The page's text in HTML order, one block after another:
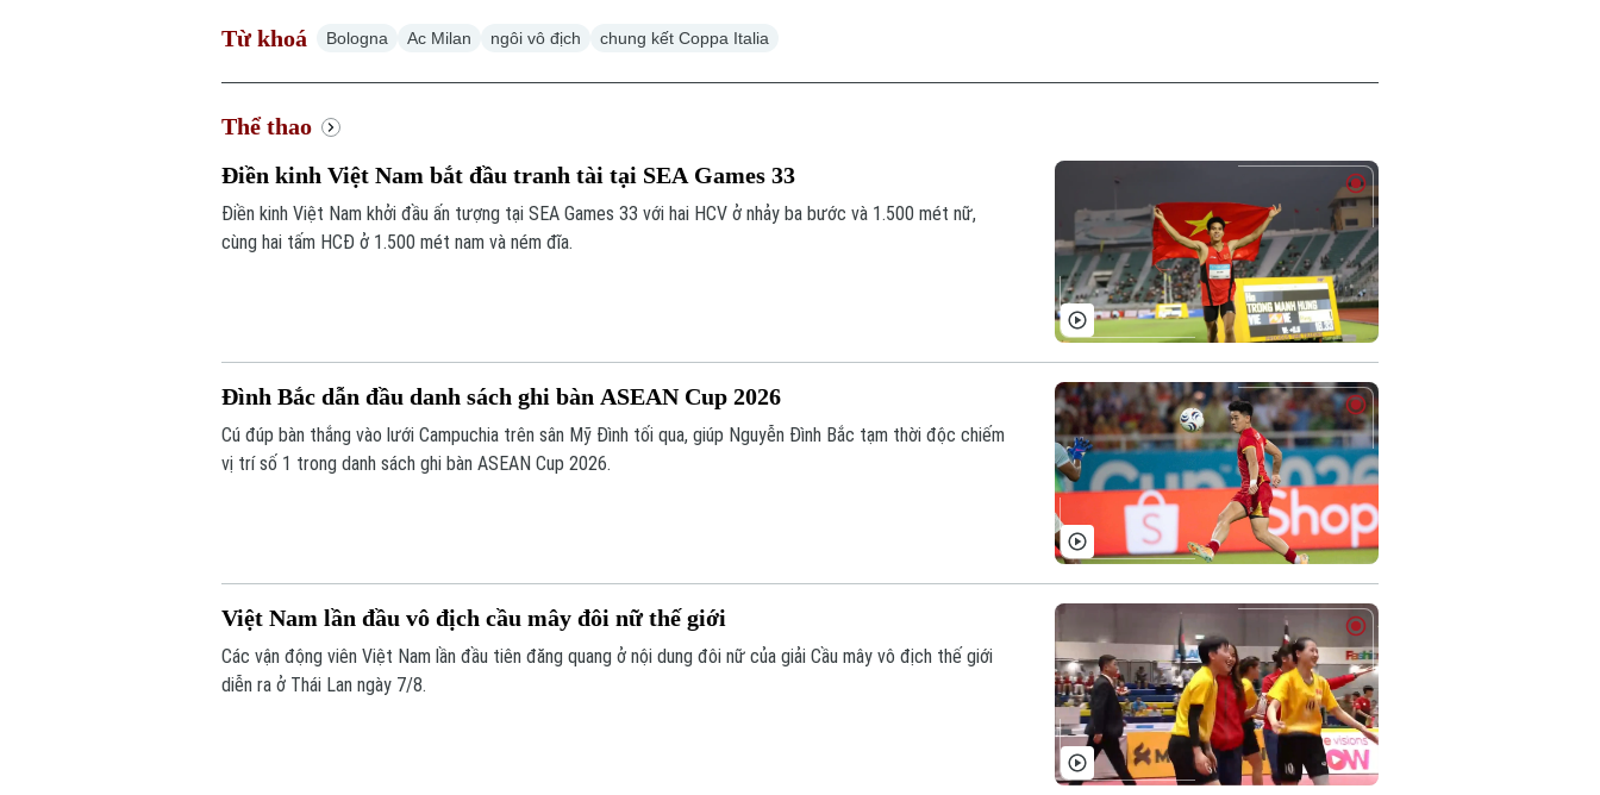
Từ khoá Bologna Ac Milan ngôi vô địch chung kết Coppa Italia
Thể thao
Điền kinh Việt Nam bắt đầu tranh tài tại SEA Games 33
Điền kinh Việt Nam khởi đầu ấn tượng tại SEA Games 33 với hai HCV ở nhảy ba bước và 1.500 mét nữ,
cùng hai tấm HCĐ ở 1.500 mét nam và ném đĩa.
Đình Bắc dẫn đầu danh sách ghi bàn ASEAN Cup 2026
Cú đúp bàn thắng vào lưới Campuchia trên sân Mỹ Đình tối qua, giúp Nguyễn Đình Bắc tạm thời độc chiếm
vị trí số 1 trong danh sách ghi bàn ASEAN Cup 2026.
Việt Nam lần đầu vô địch cầu mây đôi nữ thế giới
Các vận động viên Việt Nam lần đầu tiên đăng quang ở nội dung đôi nữ của giải Cầu mây vô địch thế giới
diễn ra ở Thái Lan ngày 7/8.